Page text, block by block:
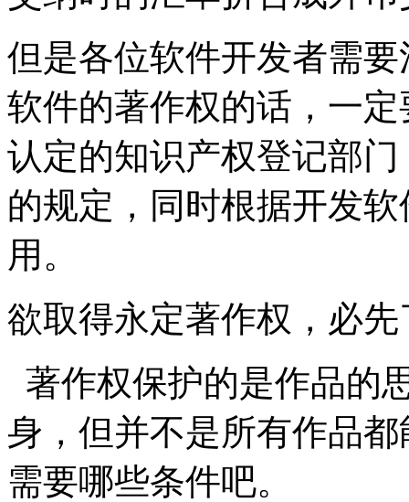
但是各位软件开发者需
软件的著作权的话，一
认定的知识产权登记部
的规定，同时根据开发
用。
欲取得永定著作权，必
著作权保护的是作品的
身，但并不是所有作品
需要哪些条件吧。